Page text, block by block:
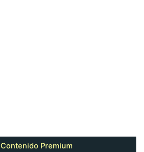
Contenido Premium